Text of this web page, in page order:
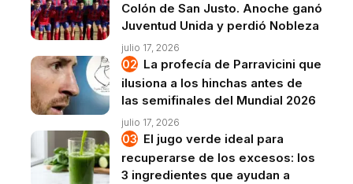
Colón de San Justo. Anoche ganó
Juventud Unida y perdió Nobleza
julio 17, 2026
La profecía de Parravicini que
ilusiona a los hinchas antes de
las semifinales del Mundial 2026
julio 17, 2026
El jugo verde ideal para
recuperarse de los excesos: los
3 ingredientes que ayudan a